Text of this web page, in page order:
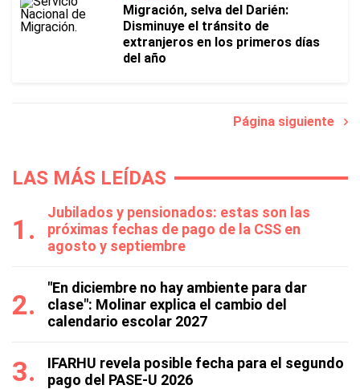
Migración, selva del Darién:
Disminuye el tránsito de
extranjeros en los primeros días
del año
Página siguiente
LAS MÁS LEÍDAS
Jubilados y pensionados: estas son las
próximas fechas de pago de la CSS en
agosto y septiembre
"En diciembre no hay ambiente para dar
clase": Molinar explica el cambio del
calendario escolar 2027
IFARHU revela posible fecha para el segundo
pago del PASE-U 2026